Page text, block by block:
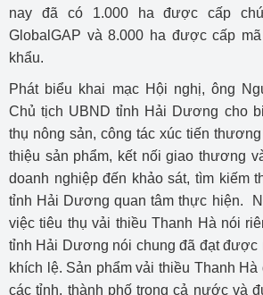
nay đã có 1.000 ha được cấp
GlobalGAP và 8.000 ha được cấp
khẩu.
Phát biểu khai mạc Hội nghị, ông
Chủ tịch UBND tỉnh Hải Dương cho
thụ nông sản, công tác xúc tiến
thiệu sản phẩm, kết nối giao thương
doanh nghiệp đến khảo sát, tìm kiếm
tỉnh Hải Dương quan tâm thực hiện.
việc tiêu thụ vải thiều Thanh Hà nói
tỉnh Hải Dương nói chung đã đạt được
khích lệ. Sản phẩm vải thiều Thanh
các tỉnh, thành phố trong cả nước và